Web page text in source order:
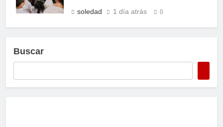
soledad 1 día atrás 0
Buscar